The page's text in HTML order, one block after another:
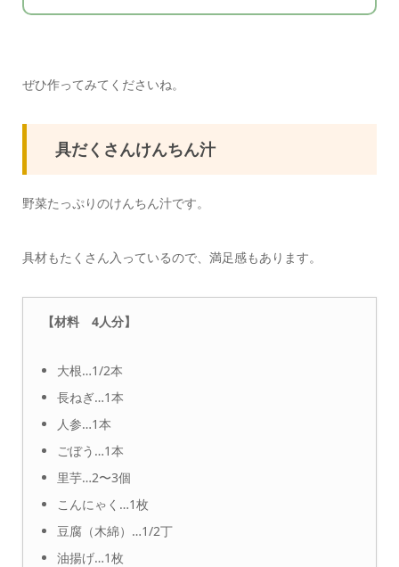
ぜひ作ってみてくださいね。
具だくさんけんちん汁
野菜たっぷりのけんちん汁です。
具材もたくさん入っているので、満足感もあります。
【材料 4人分】
大根…1/2本
長ねぎ…1本
人参…1本
ごぼう…1本
里芋…2〜3個
こんにゃく…1枚
豆腐（木綿）…1/2丁
油揚げ…1枚